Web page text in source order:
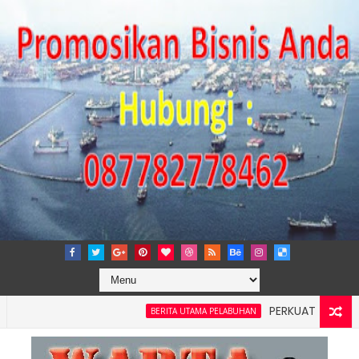
BERITA UTAMA PELABUHAN
PERKUAT TATA KELOLA
4: Pelindo Jasa Maritim Dengar Keluhan dan